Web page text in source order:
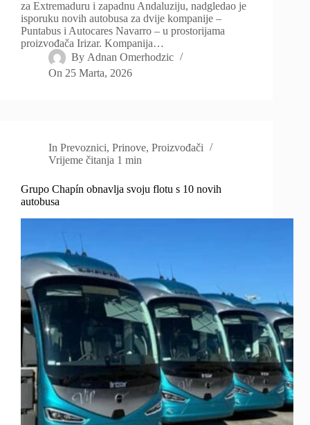
za Extremaduru i zapadnu Andaluziju, nadgledao je
isporuku novih autobusa za dvije kompanije –
Puntabus i Autocares Navarro – u prostorijama
proizvođača Irizar. Kompanija…
By Adnan Omerhodzic
On 25 Marta, 2026
In Prevoznici,Prinove,Proizvođači
Vrijeme čitanja 1 min
Grupo Chapín obnavlja svoju flotu s 10 novih
autobusa